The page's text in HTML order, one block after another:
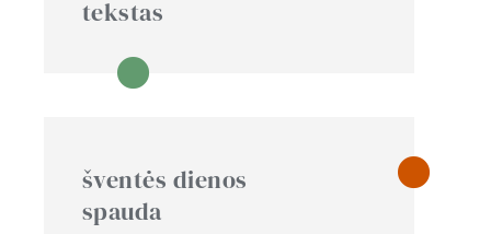
tekstas
šventės dienos
spauda